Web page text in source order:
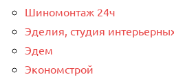
Шиномонтаж 24ч
Эделия, студия
Эдем
Экономстрой